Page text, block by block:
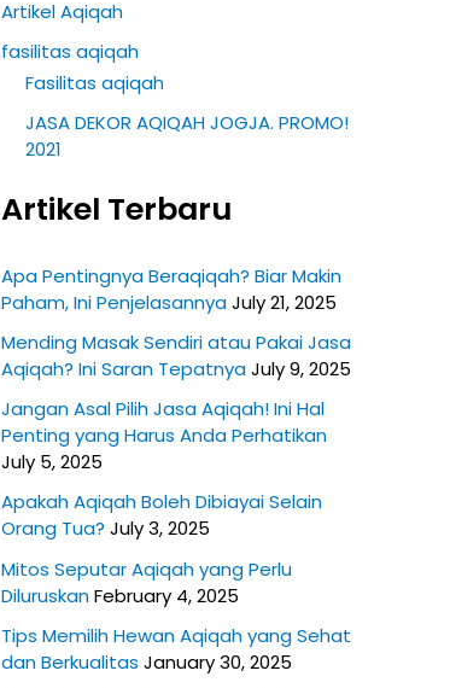
Artikel Aqiqah
fasilitas aqiqah
Fasilitas aqiqah
JASA DEKOR AQIQAH JOGJA. PROMO!
2021
Artikel Terbaru
Apa Pentingnya Beraqiqah? Biar Makin
Paham, Ini PenjelasannyaJuly 21, 2025
Mending Masak Sendiri atau Pakai Jasa
Aqiqah? Ini Saran TepatnyaJuly 9, 2025
Jangan Asal Pilih Jasa Aqiqah! Ini Hal
Penting yang Harus Anda Perhatikan
July 5, 2025
Apakah Aqiqah Boleh Dibiayai Selain
Orang Tua? July 3, 2025
Mitos Seputar Aqiqah yang Perlu
DiluruskanFebruary 4, 2025
Tips Memilih Hewan Aqiqah yang Sehat
dan Berkualitas January 30, 2025